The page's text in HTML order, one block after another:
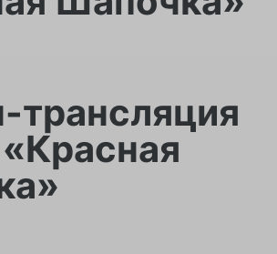
трансляция